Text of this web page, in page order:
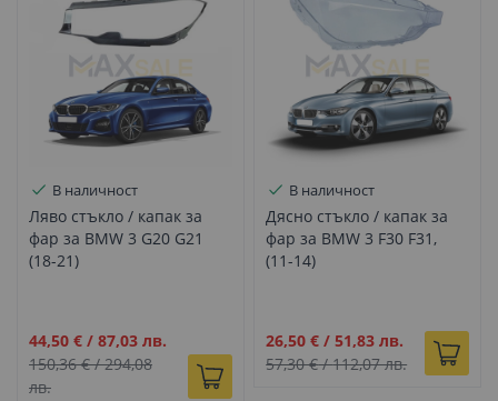
В наличност
Ляво стъкло / капак за
фар за BMW 3 G20 G21
(18-21)
Промо
цена
44,50 € / 87,03 лв.
150,36 €/294,08
лв.
В наличност
Дясно стъкло / капак за
фар за BMW 3 F30 F31,
(11-14)
Промо
цена
26,50 € /51,83 лв.
57,30 €/112,07 лв.